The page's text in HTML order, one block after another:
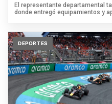
El representante departamental
donde entregó equipamientos y
DEPORTES